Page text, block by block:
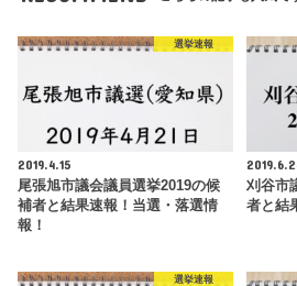
選挙速報
2019.4.15
尾張旭市議会議員選挙2019の候
補者と結果速報！当選・落選情
報！
刈谷市
者と結
選挙速報